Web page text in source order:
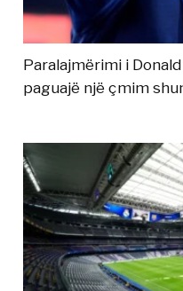
Paralajmërimi i
paguajë një çmim